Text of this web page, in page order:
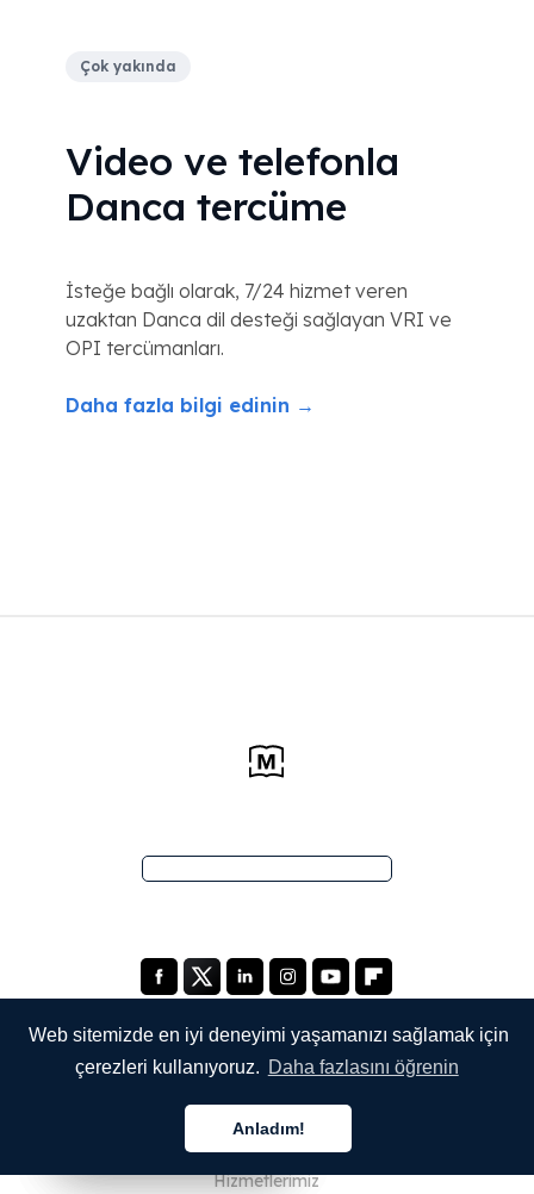
Web sitemizde en iyi deneyimi yaşamanızı sağlamak için
çerezleri kullanıyoruz. Daha fazlasını öğrenin
Anladım!
Çok yakında
Video ve telefonla
Danca tercüme
İsteğe bağlı olarak, 7/24 hizmet veren
uzaktan Danca dil desteği sağlayan VRI ve
OPI tercümanları.
Daha fazla bilgi edinin →
Hakkımızda
Hizmetlerimiz
Türkçe
Türkçe
Türkçe